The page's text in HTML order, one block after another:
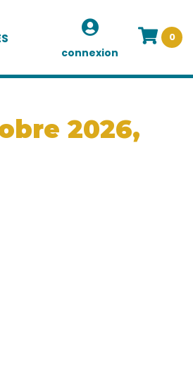
connexion
0
2026,